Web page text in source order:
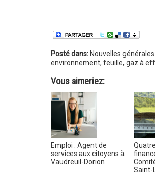
Posté dans: Nouvelles générales
environnement, feuille, gaz à
Vous aimeriez:
Emploi : Agent de
services aux citoyens à
Vaudreuil-Dorion
Saint-